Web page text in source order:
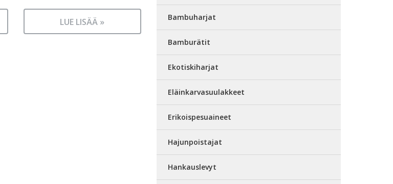
LUE LISÄÄ » Bambuharjat
Bamburätit
Ekotiskiharjat
Eläinkarvasuulakkeet
Erikoispesuaineet
Hajunpoistajat
Hankauslevyt